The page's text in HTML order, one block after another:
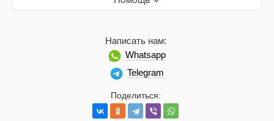
Поделиться:
Написать нам:
Whatsapp
Telegram